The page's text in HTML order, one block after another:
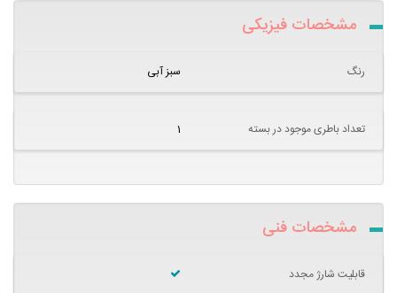
مشخصات فیزیکی
رنگ سبز آبی
تعداد باطری موجود در بسته 1
مشخصات فنی
قابلیت شارژ مجدد